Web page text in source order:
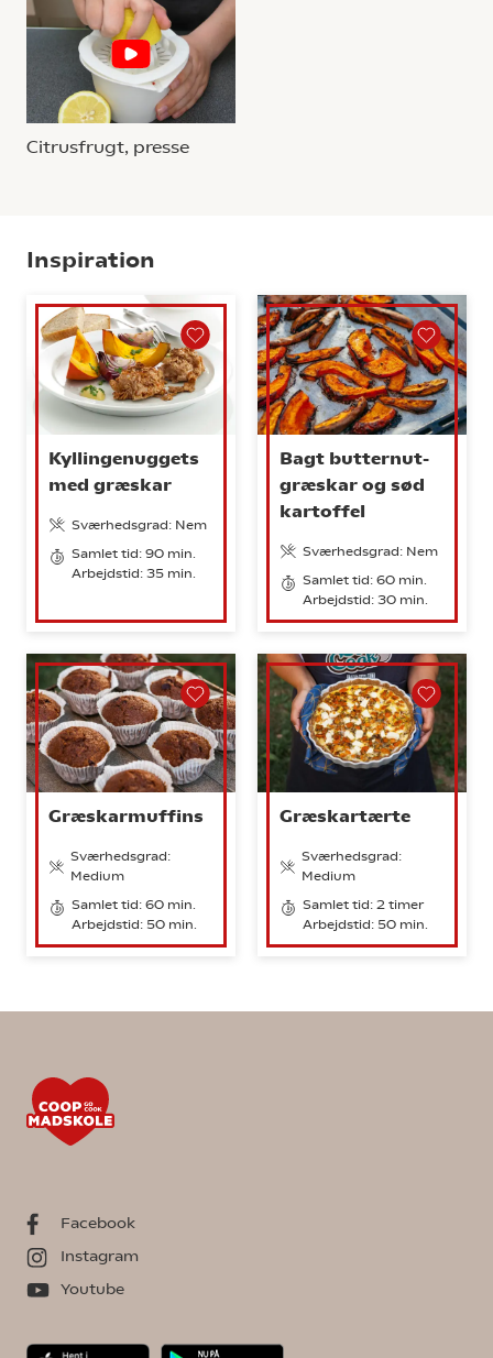
Citrusfrugt, presse
Inspiration
Kyllingenuggets
med græskar
Sværhedsgrad: Nem
Samlet tid: 90 min.
Arbejdstid: 35 min.
Bagt butternut-
græskar og sød
kartoffel
Sværhedsgrad: Nem
Samlet tid: 60 min.
Arbejdstid: 30 min.
Græskarmuffins
Sværhedsgrad:
Medium
Samlet tid: 60 min.
Arbejdstid: 50 min.
Græskartærte
Sværhedsgrad:
Medium
Samlet tid: 2 timer
Arbejdstid: 50 min.
Facebook
Instagram
Youtube